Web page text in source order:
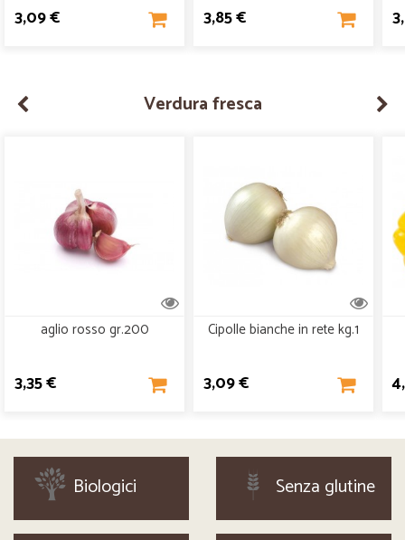
3,09 € 3,85 €
Verdura fresca
aglio rosso gr.200
3,35 €
Cipolle bianche in rete kg.1
3,09 €
Biologici Senza glutine